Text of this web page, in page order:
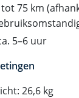
75 km
5–6 uur
26,6 kg